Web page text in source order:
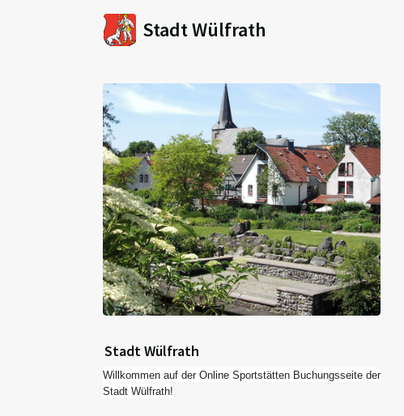
Stadt Wülfrath
Stadt Wülfrath
Willkommen auf der Online Sportstätten Buchungsseite der
Stadt Wülfrath!